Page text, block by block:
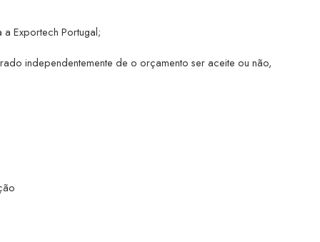
Exportech Portugal;
independentemente de o orçamento ser aceite ou não,